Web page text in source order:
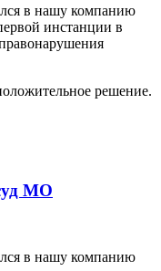
в нашу компанию
инстанции в
решение.
МО
в нашу компанию